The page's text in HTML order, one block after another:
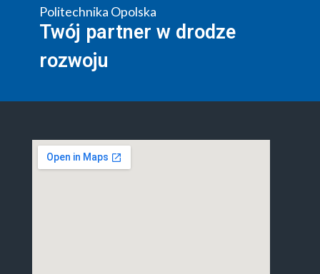
Politechnika Opolska
Twój partner w drodze
rozwoju